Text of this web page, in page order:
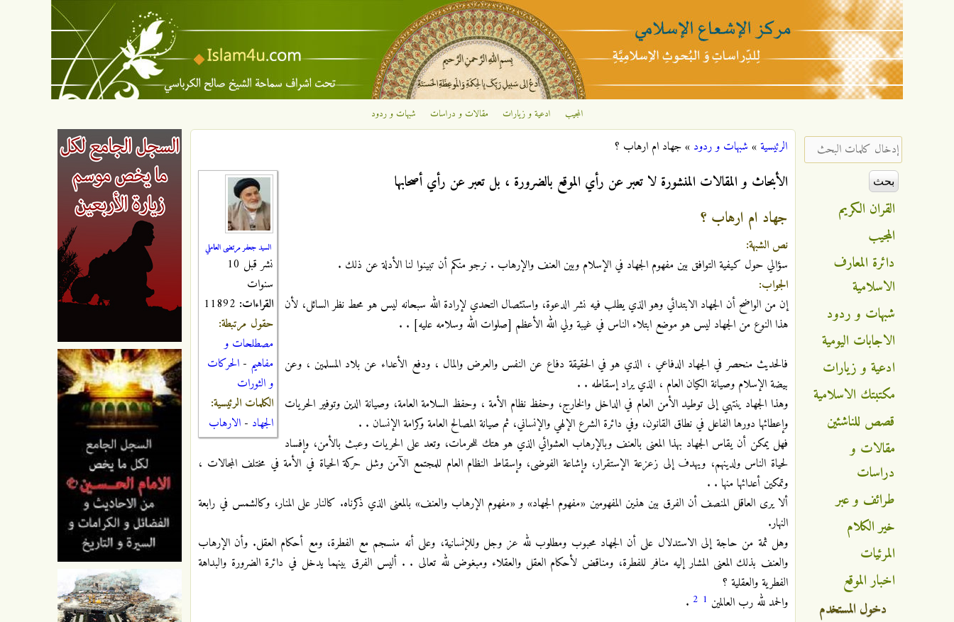
تجاوز إلى المحتوى الرئيسي
الإشعاع
الإسلامي
المجيب ادعية و زيارات مقالات و دراسات شبهات و ردود
أنت هنا
الرئيسية» شبهات و ردود »جهاد ام ارهاب ؟
السيد جعفر مرتضى العاملي
نشر قبل 10
سنوات
القراءات:
حقول مرتبطة:
مصطلحات و
مفاهيم - الحركات
و الثورات
الكلمات الرئيسية:
الجهاد - الارهاب
الأبحاث و المقالات المنشورة لا تعبر عن رأي الموقع بالضرورة ، بل تعبر عن رأي أصحابها
جهاد ام ارهاب ؟
نص الشبهة:
سؤالي حول كيفية التوافق بين مفهوم الجهاد في الإسلام وبين العنف والإرهاب . نرجو منكم أن تبينوا لنا الأدلة عن ذلك .
الجواب:
إن من الواضح أن الجهاد الابتدائي وهو الذي يطلب فيه نشر الدعوة، واستئصال التحدي لإرادة الله سبحانه ليس هو محط نظر السائل، لأن
هذا النوع من الجهاد ليس هو موضع ابتلاء الناس في غيبة ولي الله الأعظم [صلوات الله وسلامه عليه] . .
فالحديث منحصر في الجهاد الدفاعي ، الذي هو في الحقيقة دفاع عن النفس والعرض والمال ، ودفع الأعداء عن بلاد المسلمين ، وعن
بيضة الإسلام وصيانة الكيان العام ، الذي يراد إسقاطه . .
وهذا الجهاد ينتهي إلى توطيد الأمن العام في الداخل والخارج، وحفظ نظام الأمة ، وحفظ السلامة العامة، وصيانة الدين وتوفير الحريات
وإعطائها دورها الفاعل في نطاق القانون، وفي دائرة الشرع الإلهي والإنساني، ثم صيانة المصالح العامة وكرامة الإنسان . .
فهل يمكن أن يقاس الجهاد بهذا المعنى بالعنف وبالإرهاب العشوائي الذي هو هتك للحرمات، وتعد على الحريات وعبث بالأمن، وإفساد
لحياة الناس ولدينهم، ويهدف إلى زعزعة الإستقرار، وإشاعة الفوضى، وإسقاط النظام العام للمجتمع الآمن وشل حركة الحياة في الأمة في مختلف المجالات ،
وتمكين أعدائها منها . .
ألا يرى العاقل المنصف أن الفرق بين هذين المفهومين «مفهوم الجهاد» و «مفهوم الإرهاب والعنف» بالمعنى الذي ذكرناه. كالنار على المنار، وكالشمس في رابعة
النهار.
وهل ثمة من حاجة إلى الاستدلال على أن الجهاد محبوب ومطلوب لله عز وجل وللإنسانية، وعلى أنه منسجم مع الفطرة، ومع أحكام العقل. وأن الإرهاب
والعنف بذلك المعنى المشار إليه منافر للفطرة، ومناقض لأحكام العقل والعقلاء ومبغوض لله تعالى . . أليس الفرق بينهما يدخل في دائرة الضرورة والبداهة
الفطرية والعقلية ؟‍‍
والحمد لله رب العالمين 1
2
.
‏إدخال كلمات البحث ‏
القران الكريم
المجيب
دائرة المعارف
الاسلامية
شبهات و ردود
الاجابات اليومية
ادعية و زيارات
مكتبتك الاسلامية
قصص للناشئين
مقالات و
دراسات
طرائف و عبر
خير الكلام
المرئيات
اخبار الموقع
دخول المستخدم